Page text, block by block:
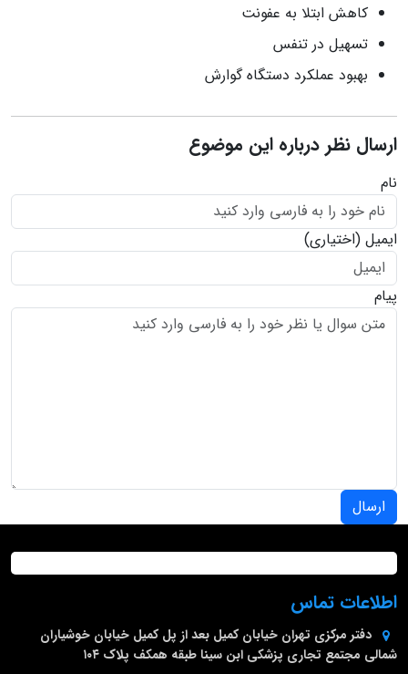
کاهش ابتلا به عفونت
تسهیل در تنفس
بهبود عملکرد دستگاه گوارش
ارسال نظر درباره این موضوع
نام
ایمیل (اختیاری)
پیام
ارسال
اطلاعات تماس
دفتر مرکزی تهران خیابان کمیل بعد از پل کمیل خیابان خوشیاران
شمالی مجتمع تجاری پزشکی ابن سینا طبقه همکف پلاک ۱۰۴